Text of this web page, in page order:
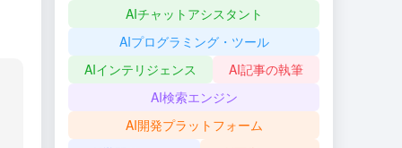
AIチャットアシスタント
AIプログラミング・ツール
AIインテリジェンス
AI記事の執筆
AI検索エンジン
AI開発プラットフォーム